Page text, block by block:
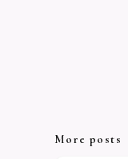
More posts